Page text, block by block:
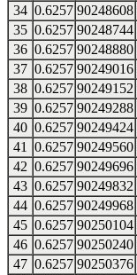
34 0.6257 90248608
35 0.6257 90248744
36 0.6257 90248880
37 0.6257 90249016
38 0.6257 90249152
39 0.6257 90249288
40 0.6257 90249424
41
0.6257 90249560
42 0.6257 90249696
43 0.6257 90249832
44 0.6257 90249968
45 0.6257 90250104
46 0.6257 90250240
47 0.6257 90250376